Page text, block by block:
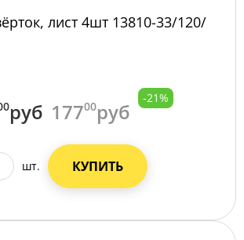
лист 4шт 13810-33/120/
руб 17700руб
-21%
шт. КУПИТЬ